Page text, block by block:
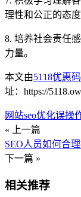
理性和公正的态度
8. 培养社会责任
力量。
本文由5118优惠码
址：https://
网站seo优化误操
« 上一篇
SEO人员如何合
下一篇 »
相关推荐